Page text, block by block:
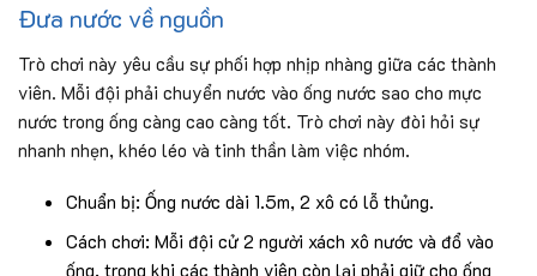
Đưa nước về nguồn
Trò chơi này yêu cầu sự phối hợp nhịp nhàng giữa các thành
viên. Mỗi đội phải chuyển nước vào ống nước sao cho mực
nước trong ống càng cao càng tốt. Trò chơi này đòi hỏi sự
nhanh nhẹn, khéo léo và tinh thần làm việc nhóm.
Chuẩn bị: Ống nước dài 1.5m, 2 xô có lỗ thủng.
Cách chơi: Mỗi đội cử 2 người xách xô nước và đổ vào
ống, trong khi các thành viên còn lại phải giữ cho ống